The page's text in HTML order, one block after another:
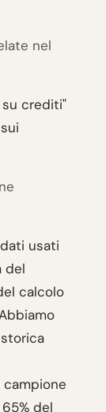
nel
su crediti"
usati
del
calcolo
del